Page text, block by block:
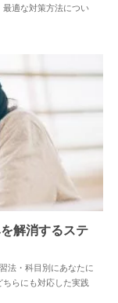
最適な対策方法につい
2026.07.24
解消するステ
法・科目別にあなたに
らにも対応した実践